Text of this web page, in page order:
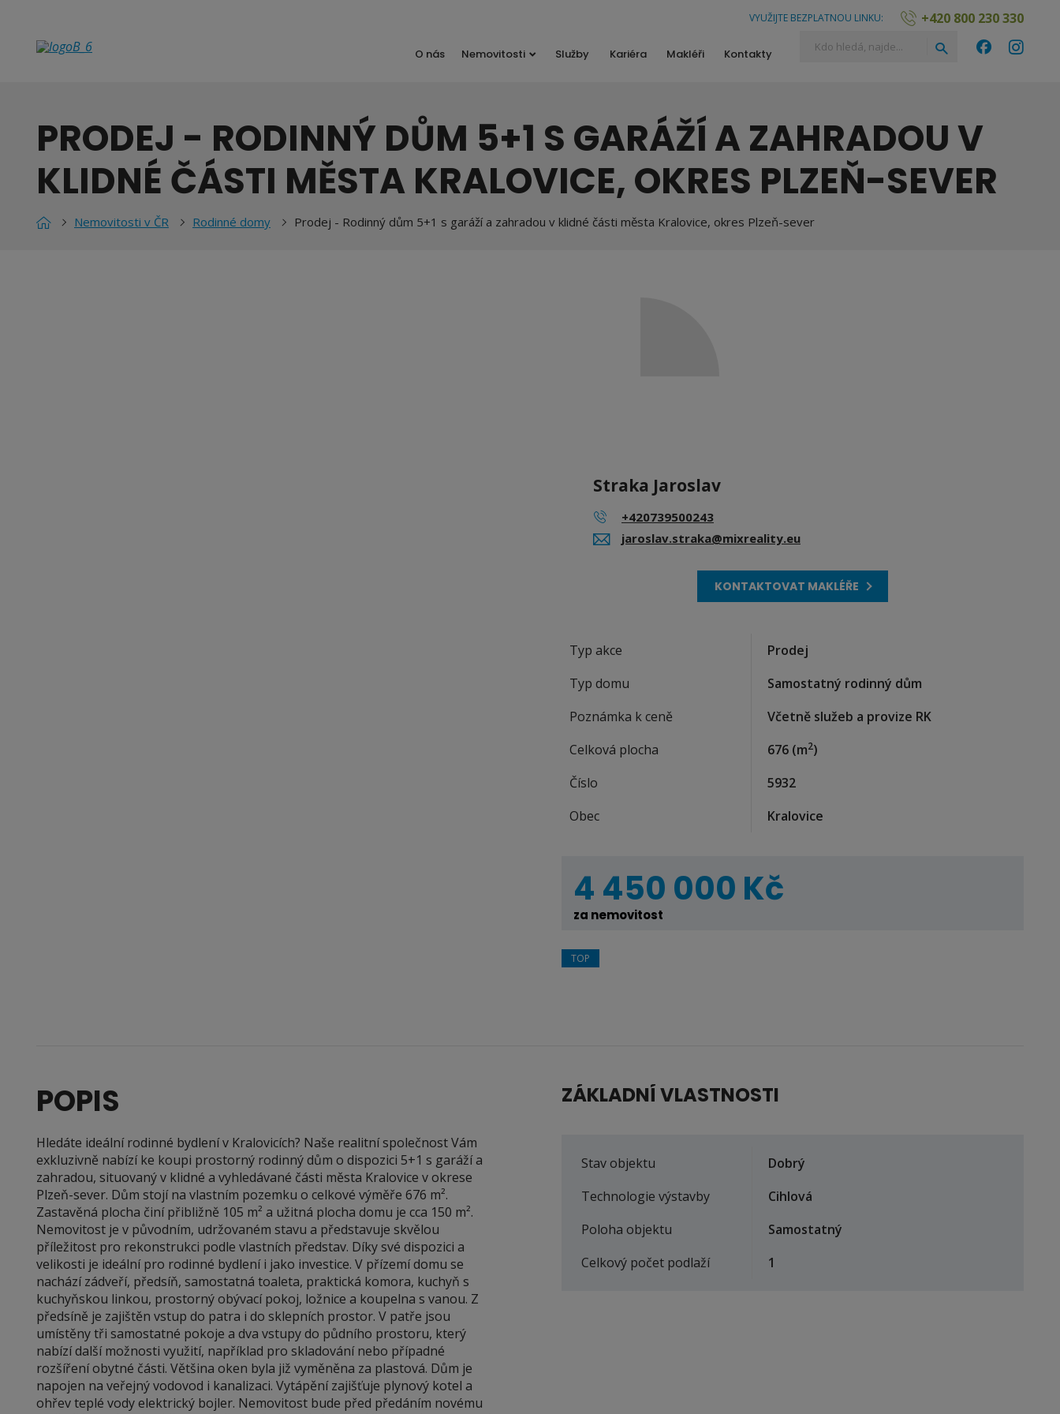
VYUŽIJTE BEZPLATNOU LINKU: +420 800 230 330
O nás Nemovitosti Služby Kariéra Makléři Kontakty
Vyhledávání Hledat
PRODEJ - RODINNÝ DŮM 5+1 S GARÁŽÍ A ZAHRADOU V
KLIDNÉ ČÁSTI MĚSTA KRALOVICE, OKRES PLZEŇ-SEVER
Nemovitosti v ČR Rodinné domy Prodej - Rodinný dům 5+1 s garáží a zahradou v klidné části města Kralovice, okres Plzeň-sever
Straka Jaroslav
+420739500243
jaroslav.straka@mixreality.eu
KONTAKTOVAT MAKLÉŘE
Typ akce
Prodej
Typ domu
Samostatný rodinný dům
Poznámka k ceně
Včetně služeb a provize RK
Celková plocha
676 (m2)
Číslo
5932
Obec
Kralovice
4 450 000 Kč
za nemovitost
TOP
POPIS
Hledáte ideální rodinné bydlení v Kralovicích? Naše realitní společnost Vám
exkluzivně nabízí ke koupi prostorný rodinný dům o dispozici 5+1 s garáží a
zahradou, situovaný v klidné a vyhledávané části města Kralovice v okrese
Plzeň-sever. Dům stojí na vlastním pozemku o celkové výměře 676 m².
Zastavěná plocha činí přibližně 105 m² a užitná plocha domu je cca 150 m².
Nemovitost je v původním, udržovaném stavu a představuje skvělou
příležitost pro rekonstrukci podle vlastních představ. Díky své dispozici a
velikosti je ideální pro rodinné bydlení i jako investice. V přízemí domu se
nachází zádveří, předsíň, samostatná toaleta, praktická komora, kuchyň s
kuchyňskou linkou, prostorný obývací pokoj, ložnice a koupelna s vanou. Z
předsíně je zajištěn vstup do patra i do sklepních prostor. V patře jsou
umístěny tři samostatné pokoje a dva vstupy do půdního prostoru, který
nabízí další možnosti využití, například pro skladování nebo případné
rozšíření obytné části. Většina oken byla již vyměněna za plastová. Dům je
napojen na veřejný vodovod i kanalizaci. Vytápění zajišťuje plynový kotel a
ohřev teplé vody elektrický bojler. Nemovitost bude před předáním novému
ZÁKLADNÍ VLASTNOSTI
Stav objektu
Dobrý
Technologie výstavby
Cihlová
Poloha objektu
Samostatný
Celkový počet podlaží
1